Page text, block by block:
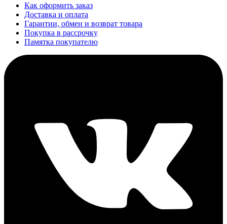
Как оформить заказ
Доставка и оплата
Гарантии, обмен и возврат товара
Покупка в рассрочку
Памятка покупателю